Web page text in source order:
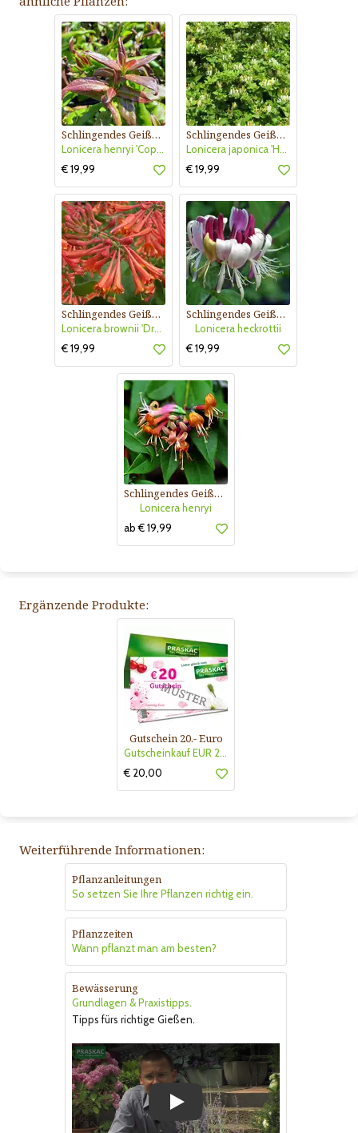
Schlingendes Geißblatt
Lonicera henryi 'Copper Beauty'
€ 19,99
Schlingendes Geißblatt
Lonicera japonica 'Hall's Prolific'
€ 19,99
Schlingendes Geißblatt
Lonicera brownii 'Dropmore Scarlet'
€ 19,99
Schlingendes Geißblatt
Lonicera heckrottii
€ 19,99
Schlingendes Geißblatt
Lonicera henryi
ab € 19,99
Ergänzende Produkte:
Gutschein 20.- Euro
Gutscheinkauf EUR 20.-
€ 20,00
Weiterführende Informationen:
Pflanzanleitungen
So setzen Sie Ihre Pflanzen richtig ein.
Pflanzzeiten
Wann pflanzt man am besten?
Bewässerung
Grundlagen & Praxistipps.
Tipps fürs richtige Gießen.